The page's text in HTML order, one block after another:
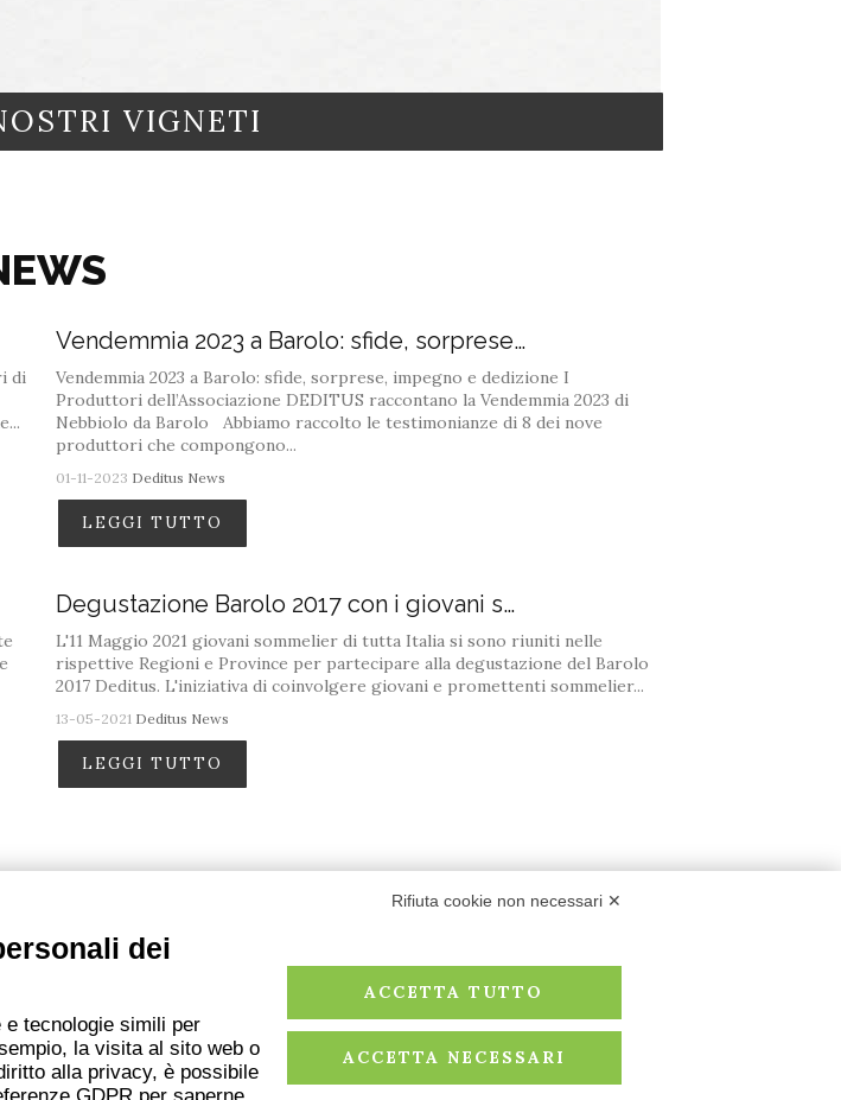
VIGNETI
di
Vendemmia 2023 a Barolo: sfide, sorprese…
Vendemmia 2023 a Barolo: sfide, sorprese, impegno e dedizione I
Produttori dell’Associazione DEDITUS raccontano la Vendemmia 2023 di
Nebbiolo da Barolo Abbiamo raccolto le testimonianze di 8 dei nove
produttori che compongono...
01-11-2023 Deditus News
LEGGI TUTTO
Degustazione Barolo 2017 con i giovani s…
L'11 Maggio 2021 giovani sommelier di tutta Italia si sono riuniti nelle
rispettive Regioni e Province per partecipare alla degustazione del Barolo
2017 Deditus. L'iniziativa di coinvolgere giovani e promettenti sommelier...
13-05-2021 Deditus News
LEGGI TUTTO
Deditus
Rifiuta cookie non necessari ✕
dei
tecnologie simili per
la visita al sito web o
alla privacy, è possibile
ACCETTA TUTTO
ACCETTA NECESSARI